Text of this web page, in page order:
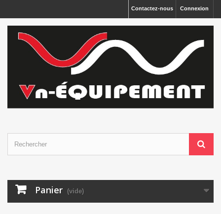
Connexion
Contactez-nous
Panier (vide)